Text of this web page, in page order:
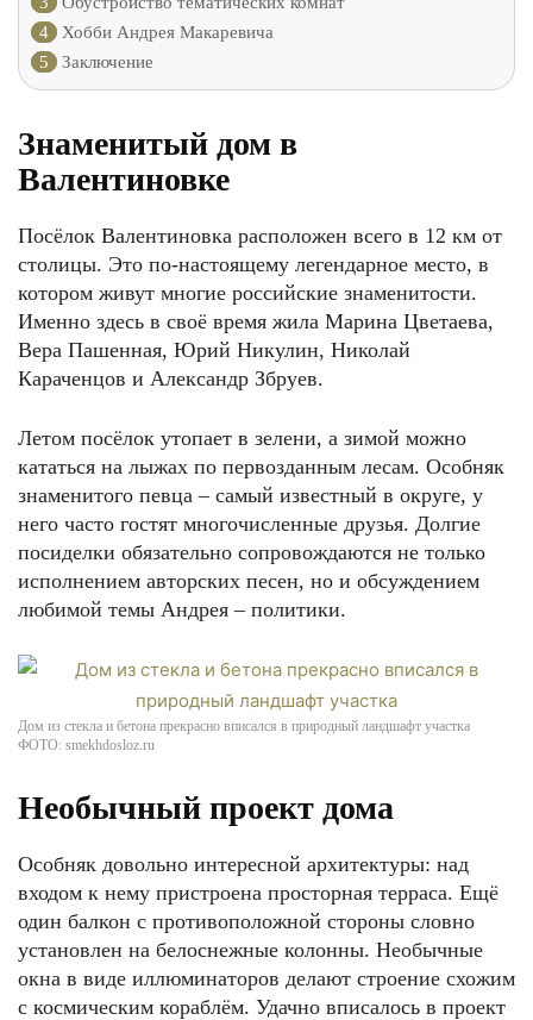
4
Хобби Андрея Макаревича
5
Заключение
Знаменитый дом в
Валентиновке
Посёлок Валентиновка расположен всего в 12 км от
столицы. Это по-настоящему легендарное место, в
котором живут многие российские знаменитости.
Именно здесь в своё время жила Марина Цветаева,
Вера Пашенная, Юрий Никулин, Николай
Караченцов и Александр Збруев.
Летом посёлок утопает в зелени, а зимой можно
кататься на лыжах по первозданным лесам. Особняк
знаменитого певца – самый известный в округе, у
него часто гостят многочисленные друзья. Долгие
посиделки обязательно сопровождаются не только
исполнением авторских песен, но и обсуждением
любимой темы Андрея – политики.
Дом из стекла и бетона прекрасно вписался в природный ландшафт участка
ФОТО: smekhdosloz.ru
Необычный проект дома
Особняк довольно интересной архитектуры: над
входом к нему пристроена просторная терраса. Ещё
один балкон с противоположной стороны словно
установлен на белоснежные колонны. Необычные
окна в виде иллюминаторов делают строение схожим
с космическим кораблём. Удачно вписалось в проект